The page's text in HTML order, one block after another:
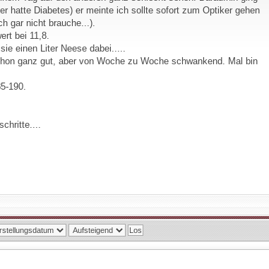
hatte Diabetes) er meinte ich sollte sofort zum Optiker gehen
gar nicht brauche...).
bei 11,8.
einen Liter Neese dabei.....
ganz gut, aber von Woche zu Woche schwankend. Mal bin
190.